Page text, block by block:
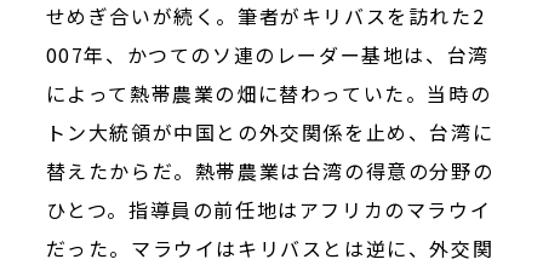
せめぎ合いが続く。筆者がキリバスを訪れた2
007年、かつてのソ連のレーダー基地は、台湾
によって熱帯農業の畑に替わっていた。当時の
トン大統領が中国との外交関係を止め、台湾に
替えたからだ。熱帯農業は台湾の得意の分野の
ひとつ。指導員の前任地はアフリカのマラウイ
だった。マラウイはキリバスとは逆に、外交関